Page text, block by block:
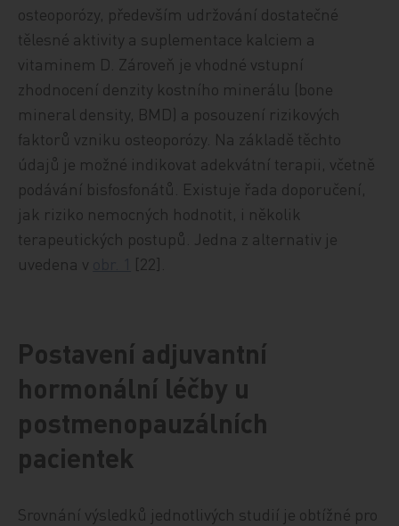
osteoporózy, především udržování dostatečné
tělesné aktivity a suplementace kalciem a
vitaminem D. Zároveň je vhodné vstupní
zhodnocení denzity kostního minerálu (bone
mineral density, BMD) a posouzení rizikových
faktorů vzniku osteoporózy. Na základě těchto
údajů je možné indikovat adekvátní terapii, včetně
podávání bisfosfonátů. Existuje řada doporučení,
jak riziko nemocných hodnotit, i několik
terapeutických postupů. Jedna z alternativ je
uvedena v
[22].
Postavení adjuvantní
hormonální léčby u
postmenopauzálních
pacientek
Srovnání výsledků jednotlivých studií je obtížné pro